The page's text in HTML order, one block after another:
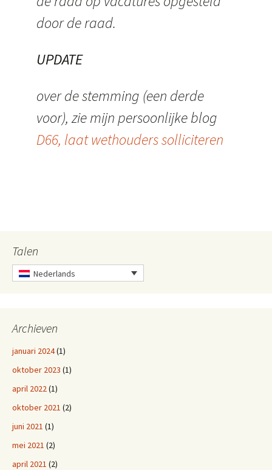
door de raad.
UPDATE
over de stemming (een derde
voor), zie mijn persoonlijke blog
D66, laat wethouders solliciteren
Talen
Nederlands
Archieven
januari 2024(1)
oktober 2023 (1)
april 2022 (1)
oktober 2021 (2)
juni 2021 (1)
mei 2021 (2)
april 2021 (2)